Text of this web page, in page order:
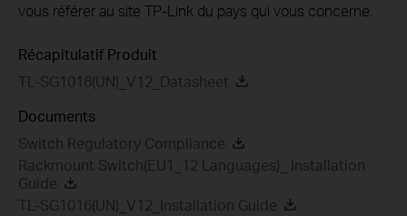
vous référer au site TP-Link du pays qui vous concerne.
Récapitulatif Produit
TL-SG1016(UN)_V12_Datasheet
Documents
Switch Regulatory Compliance
Rackmount Switch(EU1_12 Languages)_ Installation
Guide
TL-SG1016(UN)_V12_Installation Guide